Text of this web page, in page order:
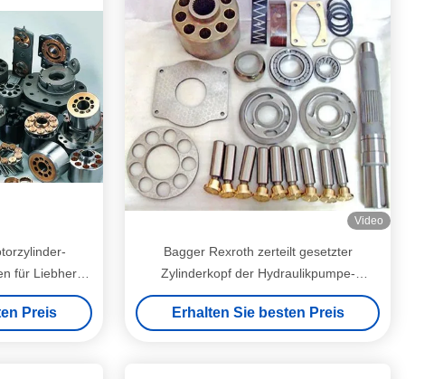
für Liebherr-
Preis
Video
Bagger Rexroth zerteilt gesetzter
Zylinderkopf der Hydraulikpumpe-
Teil-/Kolben
Erhalten Sie besten Preis